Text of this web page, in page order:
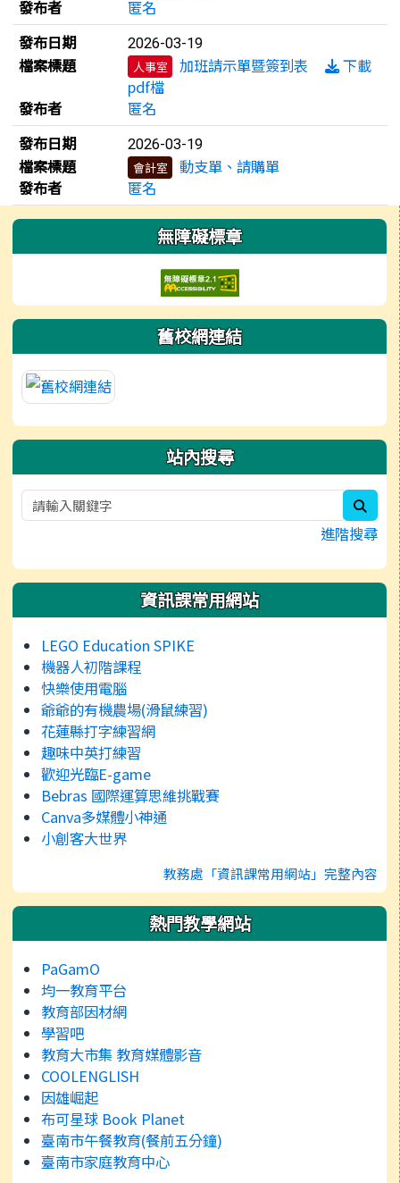
發布者
匿名
發布日期
2026-03-19
檔案標題 人事室 加班請示單暨簽到表
下載
pdf檔
發布者
匿名
發布日期
2026-03-19
檔案標題 會計室
動支單、請購單
發布者
匿名
左邊區域內容 無障礙標章
舊校網連結
站內搜尋
進階搜尋
資訊課常用網站
LEGO Education SPIKE
機器人初階課程
快樂使用電腦
爺爺的有機農場(滑鼠練習)
花蓮縣打字練習網
趣味中英打練習
歡迎光臨E-game
Bebras 國際運算思維挑戰賽
Canva多媒體小神通
小創客大世界
教務處「資訊課常用網站」完整內容
熱門教學網站
PaGamO
均一教育平台
教育部因材網
學習吧
教育大市集 教育媒體影音
COOLENGLISH
因雄崛起
布可星球 Book Planet
臺南市午餐教育(餐前五分鐘)
臺南市家庭教育中心